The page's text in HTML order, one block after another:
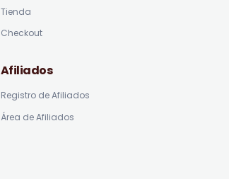
Tienda
Checkout
Afiliados
Registro de Afiliados
Área de Afiliados